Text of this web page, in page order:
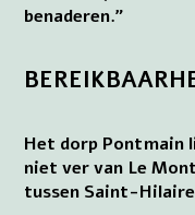
benaderen.”
Het dorp Pontmain
niet ver van Le
tussen Saint-